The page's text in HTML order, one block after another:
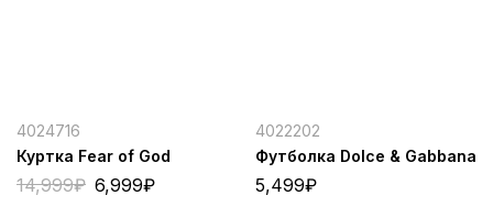
4024716
Куртка Fear of God
14,999₽ 6,999₽
4022202
Футболка Dolce & Gabbana
5,499₽